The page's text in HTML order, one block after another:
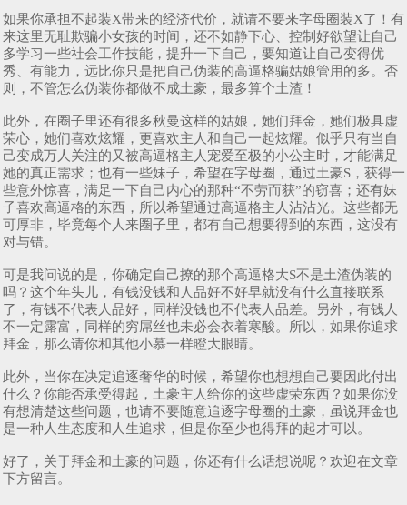
如果你承担不起装X带来的经济代价，就请不要来字母圈装X了！有
来这里无耻欺骗小女孩的时间，还不如静下心、控制好欲望让自己
多学习一些社会工作技能，提升一下自己，要知道让自己变得优
秀、有能力，远比你只是把自己伪装的高逼格骗姑娘管用的多。否
则，不管怎么伪装你都做不成土豪，最多算个土渣！
此外，在圈子里还有很多秋曼这样的姑娘，她们拜金，她们极具虚
荣心，她们喜欢炫耀，更喜欢主人和自己一起炫耀。似乎只有当自
己变成万人关注的又被高逼格主人宠爱至极的小公主时，才能满足
她的真正需求；也有一些妹子，希望在字母圈，通过土豪S，获得一
些意外惊喜，满足一下自己内心的那种“不劳而获”的窃喜；还有妹
子喜欢高逼格的东西，所以希望通过高逼格主人沾沾光。这些都无
可厚非，毕竟每个人来圈子里，都有自己想要得到的东西，这没有
对与错。
可是我问说的是，你确定自己撩的那个高逼格大S不是土渣伪装的
吗？这个年头儿，有钱没钱和人品好不好早就没有什么直接联系
了，有钱不代表人品好，同样没钱也不代表人品差。另外，有钱人
不一定露富，同样的穷屌丝也未必会衣着寒酸。所以，如果你追求
拜金，那么请你和其他小慕一样瞪大眼睛。
此外，当你在决定追逐奢华的时候，希望你也想想自己要因此付出
什么？你能否承受得起，土豪主人给你的这些虚荣东西？如果你没
有想清楚这些问题，也请不要随意追逐字母圈的土豪，虽说拜金也
是一种人生态度和人生追求，但是你至少也得拜的起才可以。
好了，关于拜金和土豪的问题，你还有什么话想说呢？欢迎在文章
下方留言。